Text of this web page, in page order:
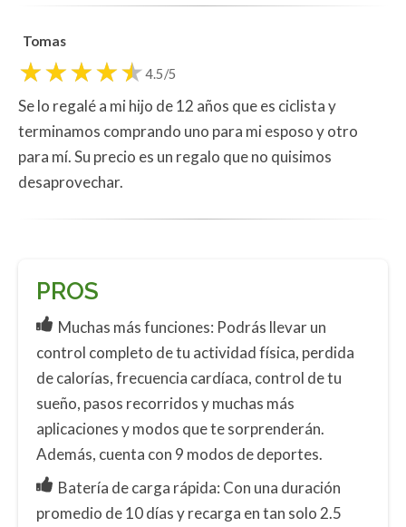
Tomas
4.5/5
Se lo regalé a mi hijo de 12 años que es ciclista y
terminamos comprando uno para mi esposo y otro
para mí. Su precio es un regalo que no quisimos
desaprovechar.
PROS
Muchas más funciones: Podrás llevar un
control completo de tu actividad física, perdida
de calorías, frecuencia cardíaca, control de tu
sueño, pasos recorridos y muchas más
aplicaciones y modos que te sorprenderán.
Además, cuenta con 9 modos de deportes.
Batería de carga rápida: Con una duración
promedio de 10 días y recarga en tan solo 2.5